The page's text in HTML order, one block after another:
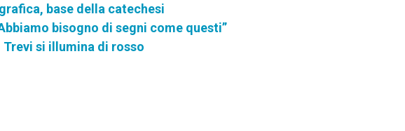
base della catechesi
bisogno di segni come questi”
si illumina di rosso